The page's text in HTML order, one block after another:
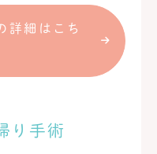
詳細はこち
り手術